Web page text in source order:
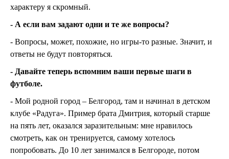
характеру я скромный.
- А если вам задают одни и те же вопросы?
- Вопросы, может, похожие, но игры-то разные. Значит, и
ответы не будут повторяться.
- Давайте теперь вспомним ваши первые шаги в
футболе.
- Мой родной город – Белгород, там и начинал в детском
клубе «Радуга». Пример брата Дмитрия, который старше
на пять лет, оказался заразительным: мне нравилось
смотреть, как он тренируется, самому хотелось
попробовать. До 10 лет занимался в Белгороде, потом